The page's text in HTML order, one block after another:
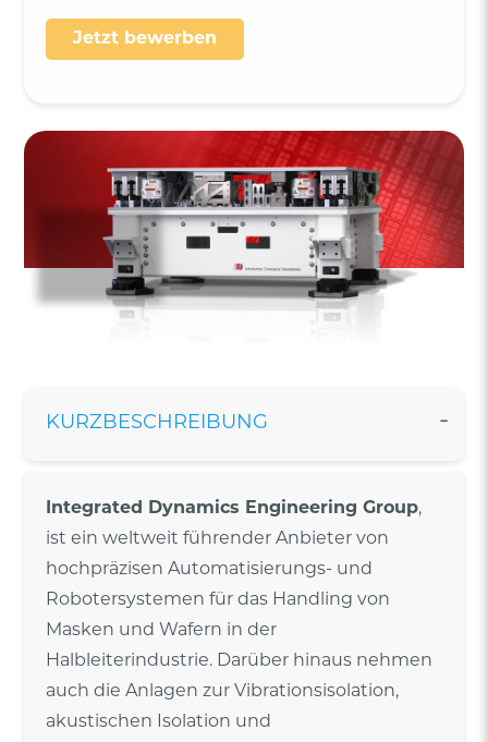
Jetzt bewerben
KURZBESCHREIBUNG
Integrated Dynamics Engineering Group,
ist ein weltweit führender Anbieter von
hochpräzisen Automatisierungs- und
Robotersystemen für das Handling von
Masken und Wafern in der
Halbleiterindustrie. Darüber hinaus nehmen
auch die Anlagen zur Vibrationsisolation,
akustischen Isolation und